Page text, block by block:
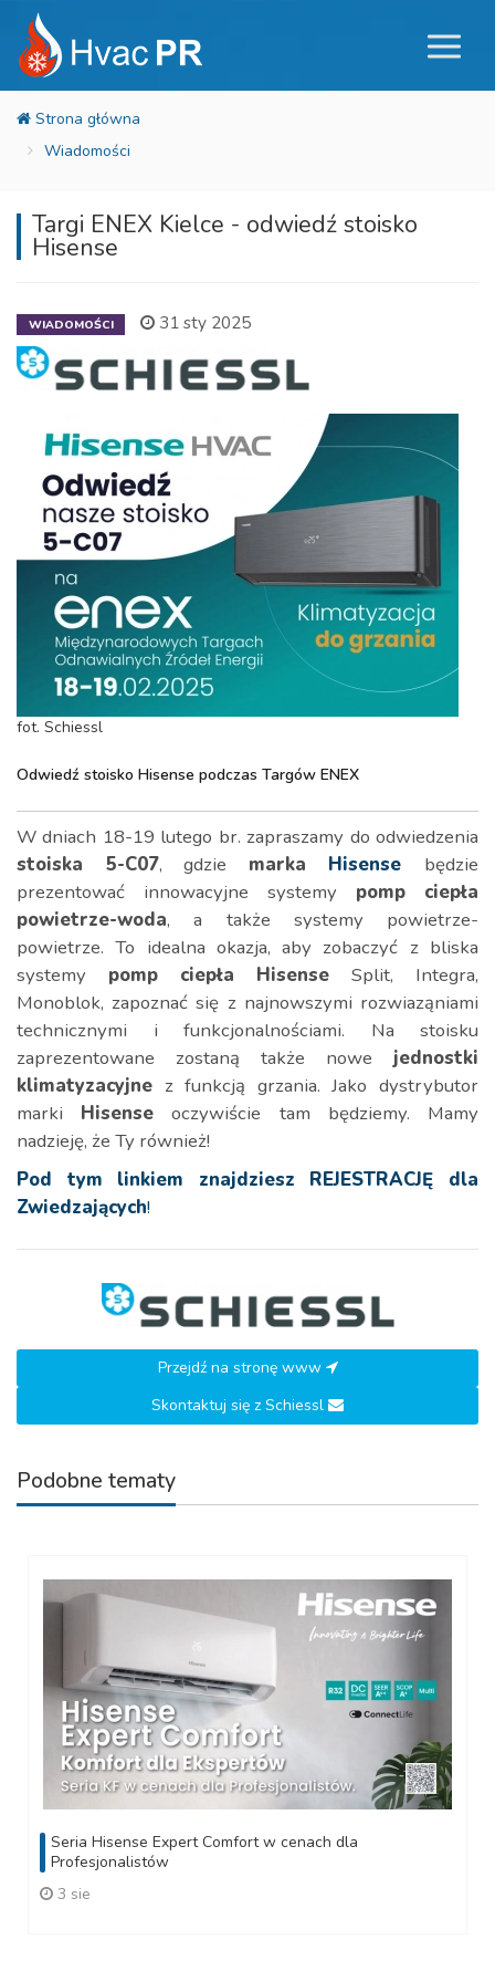
Wiadomości
Targi ENEX Kielce - odwiedź stoisko
Hisense
WIADOMOŚCI 31 sty 2025
fot. Schiessl
Odwiedź stoisko Hisense podczas Targów ENEX
W dniach 18-19 lutego br. zapraszamy do odwiedzenia
stoiska 5-C07, gdzie marka Hisense będzie
prezentować innowacyjne systemy pomp
ciepła
powietrze-woda, a także systemy powietrze-
powietrze. To idealna okazja, aby zobaczyć z bliska
systemy pomp ciepła Hisense Split, Integra,
Monoblok, zapoznać się z najnowszymi rozwiaząniami
technicznymi i funkcjonalnościami. Na stoisku
zaprezentowane zostaną także nowe jednostki
klimatyzacyjne z funkcją grzania. Jako dystrybutor
marki Hisense oczywiście tam będziemy. Mamy
nadzieję, że Ty również!
Pod tym linkiem znajdziesz REJESTRACJĘ dla
Zwiedzających!
Przejdź na stronę www
Skontaktuj się z Schiessl
Podobne tematy
Seria Hisense Expert Comfort w cenach dla
Profesjonalistów
3 sie